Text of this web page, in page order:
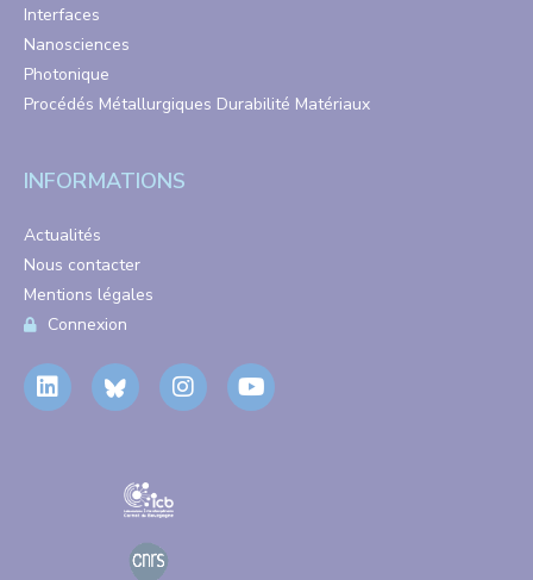
Interfaces
Nanosciences
Photonique
Procédés Métallurgiques Durabilité Matériaux
INFORMATIONS
Actualités
Nous contacter
Mentions légales
Connexion